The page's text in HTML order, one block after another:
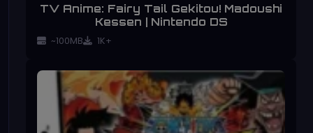
TV Anime: Fairy Tail Gekitou! Madoushi
Kessen | Nintendo DS
~100MB 1K+